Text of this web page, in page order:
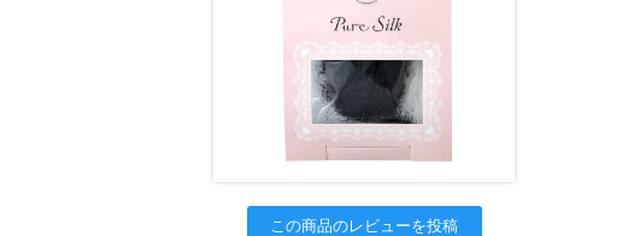
この商品のレビューを投稿